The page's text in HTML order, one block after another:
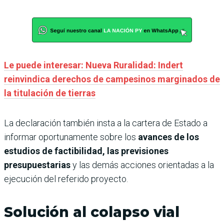
Le puede interesar: Nueva Ruralidad: Indert
reinvindica derechos de campesinos marginados de
la titulación de tierras
La declaración también insta a la cartera de Estado a
informar oportunamente sobre los avances de los
estudios de factibilidad, las previsiones
presupuestariasy las demás acciones orientadas a la
ejecución del referido proyecto.
Solución al colapso vial